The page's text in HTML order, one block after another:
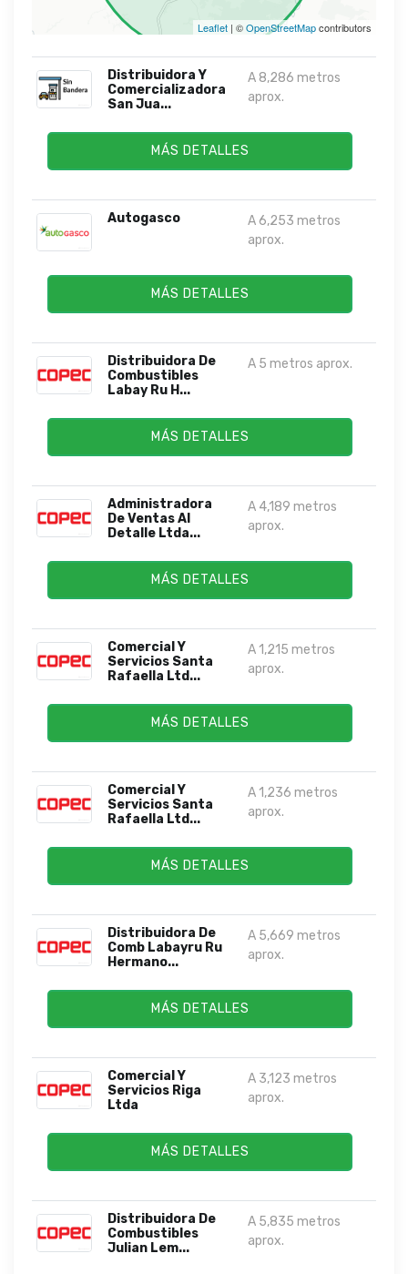
Leaflet | ©OpenStreetMapcontributors
Distribuidora Y
Comercializadora
San Jua...
A 8,286 metros
aprox.
MÁS DETALLES
Autogasco
A 6,253 metros
aprox.
MÁS DETALLES
Distribuidora De
Combustibles
Labay Ru H...
A 5 metros aprox.
MÁS DETALLES
Administradora
De Ventas Al
Detalle Ltda...
A 4,189 metros
aprox.
MÁS DETALLES
Comercial Y
Servicios Santa
Rafaella Ltd...
A 1,215 metros
aprox.
MÁS DETALLES
Comercial Y
Servicios Santa
Rafaella Ltd...
A 1,236 metros
aprox.
MÁS DETALLES
Distribuidora De
Comb Labayru Ru
Hermano...
A 5,669 metros
aprox.
MÁS DETALLES
Comercial Y
Servicios Riga
Ltda
A 3,123 metros
aprox.
MÁS DETALLES
Distribuidora De
Combustibles
Julian Lem...
A 5,835 metros
aprox.